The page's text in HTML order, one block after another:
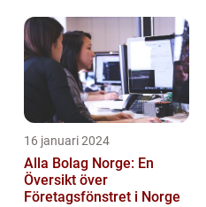
16 januari 2024
Alla Bolag Norge: En
Översikt över
Företagsfönstret i Norge